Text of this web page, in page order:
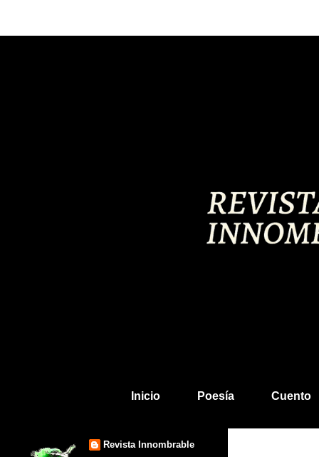
Inicio Poesía Cuento
Revista Innombrable